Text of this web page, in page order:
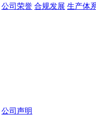
公司荣誉 合规发展 生产体
公司声明